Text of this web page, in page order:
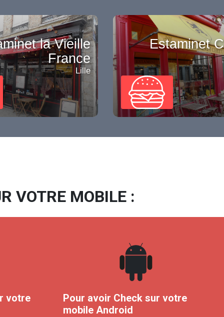
la Vieille
France
Lille
Estaminet
VOTRE MOBILE :
votre
Pour avoir Check sur votre
mobile Android